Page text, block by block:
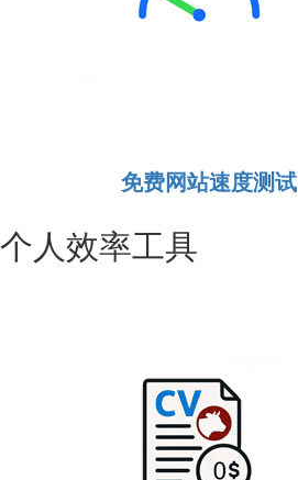
免费网站速度测试
个人效率工具